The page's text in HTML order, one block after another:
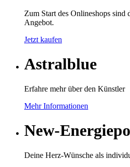
Zum Start des Onlineshops sind
Angebot.
Jetzt kaufen
Astralblue
Erfahre mehr über den Künstler
Mehr Informationen
New-
Deine Herz-Wünsche als